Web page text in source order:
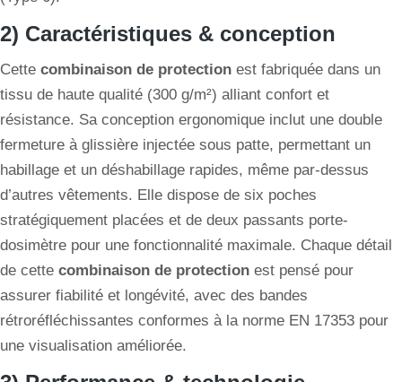
2) Caractéristiques & conception
Cette combinaison de protection est fabriquée dans un
tissu de haute qualité (300 g/m²) alliant confort et
résistance. Sa conception ergonomique inclut une double
fermeture à glissière injectée sous patte, permettant un
habillage et un déshabillage rapides, même par-dessus
d’autres vêtements. Elle dispose de six poches
stratégiquement placées et de deux passants porte-
dosimètre pour une fonctionnalité maximale. Chaque détail
de cette combinaison de protection est pensé pour
assurer fiabilité et longévité, avec des bandes
rétroréfléchissantes conformes à la norme EN 17353 pour
une visualisation améliorée.